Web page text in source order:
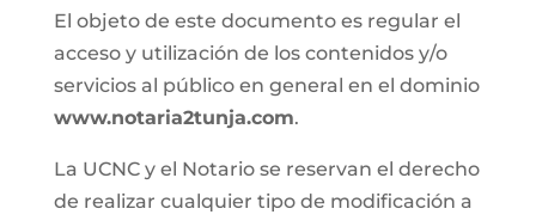
El objeto de este documento es regular el
acceso y utilización de los contenidos y/o
servicios al público en general en el dominio
www.notaria2tunja.com.
La UCNC y el Notario se reservan el derecho
de realizar cualquier tipo de modificación a